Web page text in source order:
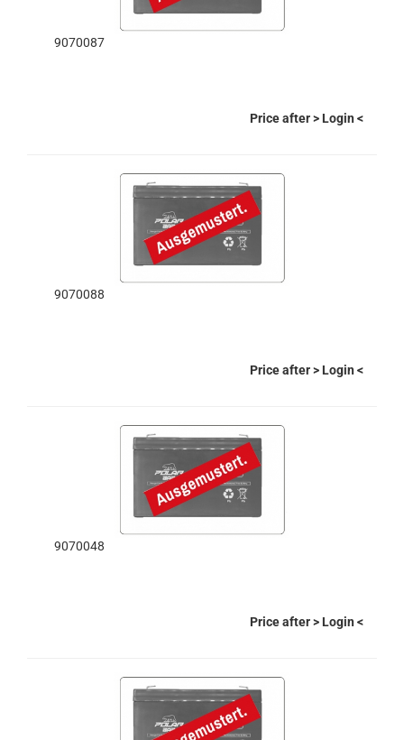
9070087
Price after> Login <
9070088
Price after> Login <
9070048
Price after> Login <